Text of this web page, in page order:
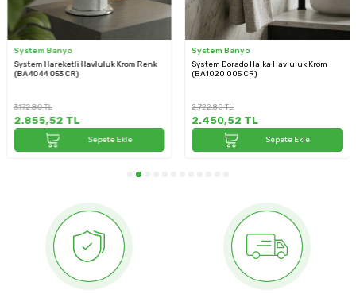
System Banyo
System Hareketli Havluluk Krom Renk
(BA4044 053 CR)
3.172,80TL
2.855,52 TL
Sepete Ekle
System Banyo
System Dorado Halka Havluluk Krom
(BA1020 005 CR)
2.722,80TL
2.450,52 TL
Sepete Ekle